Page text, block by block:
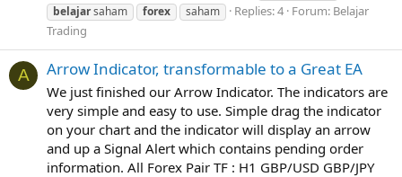
belajarsaham forex saham Replies: 4 Forum: Belajar
Trading
A Arrow Indicator, transformable to a Great EA
We just finished our Arrow Indicator. The indicators are
very simple and easy to use. Simple drag the indicator
on your chart and the indicator will display an arrow
and up a Signal Alert which contains pending order
information. All Forex Pair TF : H1 GBP/USD GBP/JPY